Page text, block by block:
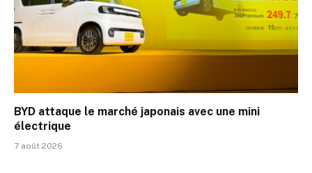
BYD attaque le marché japonais avec une mini
électrique
7 août 2026